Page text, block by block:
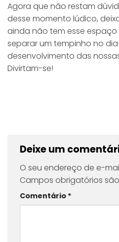
Agora que não restam
desse momento lúdico,
ainda não tem esse
separar um tempinho no
desenvolvimento das
Divirtam-se!
Deixe um
O seu endereço de e-
Campos obrigatórios
Comentário *